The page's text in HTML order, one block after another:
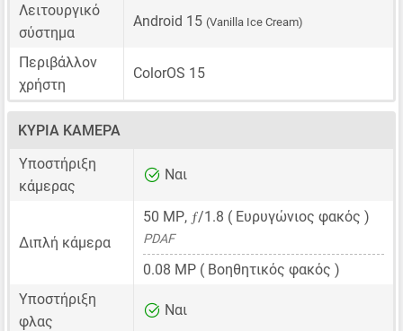
Λειτουργικό
σύστημα
Android 15 (Vanilla Ice Cream)
Περιβάλλον
χρήστη
ColorOS 15
ΚΎΡΙΑ ΚΆΜΕΡΑ
Υποστήριξη
κάμερας
Ναι
Διπλή κάμερα
50 MP, ƒ/1.8 ( Ευρυγώνιος φακός )
PDAF
0.08 MP ( Βοηθητικός φακός )
Υποστήριξη
φλας
Ναι